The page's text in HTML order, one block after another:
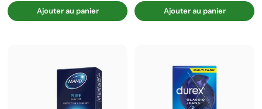
Ajouter au panier Ajouter au panier